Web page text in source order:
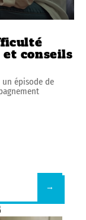
conseils
épisode de